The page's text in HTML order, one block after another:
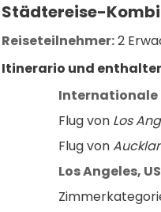
Städtereise-
Reiseteilnehmer: 2
Itinerario und
Internationale
Flug von Los
Flug von
Los Angeles,